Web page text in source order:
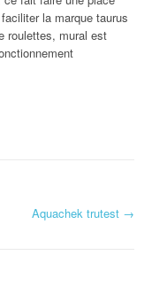
la marque taurus
roulettes, mural est
Aquachek trutest →